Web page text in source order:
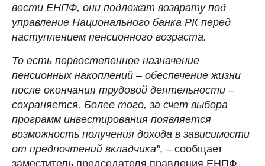
вести ЕНПФ, они подлежат возврату под
управление Национального банка РК перед
наступлением пенсионного возраста.
То есть первостепенное назначение
пенсионных накоплений – обеспечение жизни
после окончания трудовой деятельности –
сохраняется. Более того, за счет выбора
программ инвестирования появляется
возможность получения дохода в зависимости
от предпочтений вкладчика", – сообщает